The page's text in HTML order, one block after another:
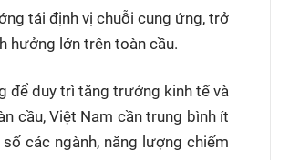
tái định vị chuỗi cung ứng, trở
hưởng lớn trên toàn cầu.
để duy trì tăng trưởng kinh tế và
cầu, Việt Nam cần trung bình ít
các ngành, năng lượng chiếm